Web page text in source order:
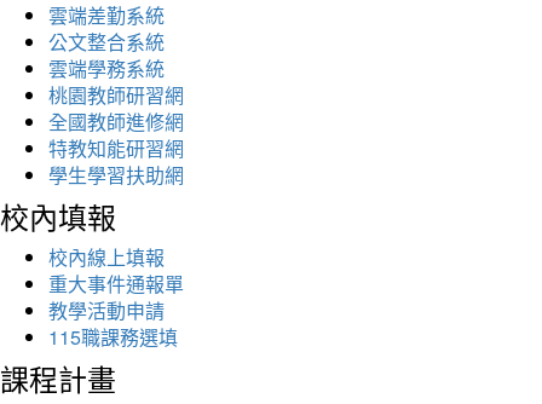
雲端差勤系統
公文整合系統
雲端學務系統
桃園教師研習網
全國教師進修網
特教知能研習網
學生學習扶助網
校內填報
校內線上填報
重大事件通報單
教學活動申請
115職課務選填
課程計畫